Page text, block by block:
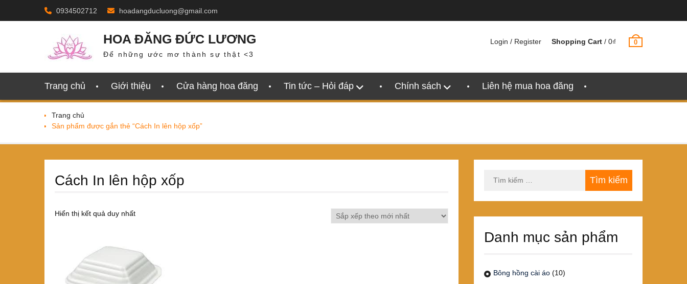
0934502712 hoadangducluong@gmail.com
HOA ĐĂNG ĐỨC LƯƠNG
Để những ước mơ thành sự thật <3
Login / Register Shopping Cart / 0₫ 0
Trang chủ Giới thiệu Cửa hàng hoa đăng Tin tức – Hỏi đáp Chính sách Liên hệ mua hoa đăng
Trang chủ
Sản phẩm được gắn thẻ “Cách In lên hộp xốp”
Cách In lên hộp xốp
Hiển thị kết quả duy nhất
kiếm
Danh mục sản phẩm
Bông hồng cài áo (10)